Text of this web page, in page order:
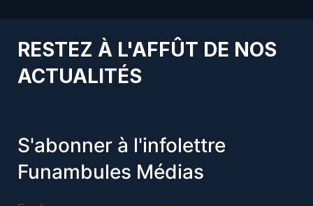
RESTEZ À L'AFFÛT DE NOS
ACTUALITÉS
S'abonner à l'infolettre
Funambules Médias